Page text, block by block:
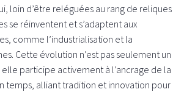
loin d’être reléguées au rang de reliques
se réinventent et s’adaptent aux
comme l’industrialisation et la
Cette évolution n’est pas seulement un
participe activement à l’ancrage de la
temps, alliant tradition et innovation pour